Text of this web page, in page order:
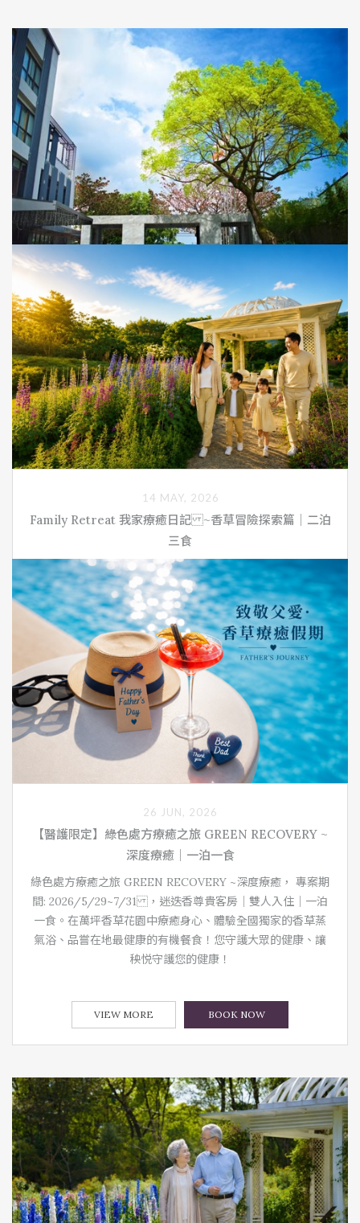
週四限定小確幸｜紓壓Fun鬆足有感 | 一泊一食
專案限定入住期間： 2026/08/06、08/13、08/20、
08/27，迷迭香尊貴客房｜雙人入住。
17 JUL, 2026
VIEW MORE
Family Retreat 我家療癒日記 ~香草冒險探索篇｜二泊
三食
2026/06/01～2026/08/31｜2大2小入住｜迷迭香尊貴客
房。入住期間，走進香草花園，透過嗅覺引導認識多種有機
香草植物，感受香氣與情緒、記憶間的療癒連結；並親手體
驗源自日本的「苔球」藝術，以自然苔蘚包覆綠意植栽，感
受簡約靜謐的生活美學，展開一場親子共感的夏日療癒旅
程。
14 MAY, 2026
VIEW MORE
【醫護限定】綠色處方療癒之旅 GREEN RECOVERY ~
深度療癒｜一泊一食
綠色處方療癒之旅 GREEN RECOVERY ~深度療癒， 專案期
間: 2026/5/29~7/31 ，迷迭香尊貴客房｜雙人入住｜一泊
一食。在萬坪香草花園中療癒身心、體驗全國獨家的香草蒸
氣浴、品嘗在地最健康的有機餐食！您守護大眾的健康、讓
秧悦守護您的健康！
26 JUN, 2026
VIEW MORE BOOK NOW